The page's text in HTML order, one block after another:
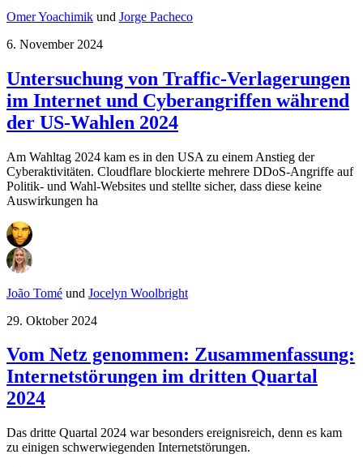
Omer Yoachimik und Jorge Pacheco
6. November 2024
Untersuchung von Traffic-Verlagerungen
im Internet und Cyberangriffen während
der US-Wahlen 2024
Am Wahltag 2024 kam es in den USA zu einem Anstieg der
Cyberaktivitäten. Cloudflare blockierte mehrere DDoS-Angriffe auf
Politik- und Wahl-Websites und stellte sicher, dass diese keine
Auswirkungen ha
João Tomé und Jocelyn Woolbright
29. Oktober 2024
Vom Netz genommen: Zusammenfassung:
Internetstörungen im dritten Quartal
2024
Das dritte Quartal 2024 war besonders ereignisreich, denn es kam
zu einigen schwerwiegenden Internetstörungen.